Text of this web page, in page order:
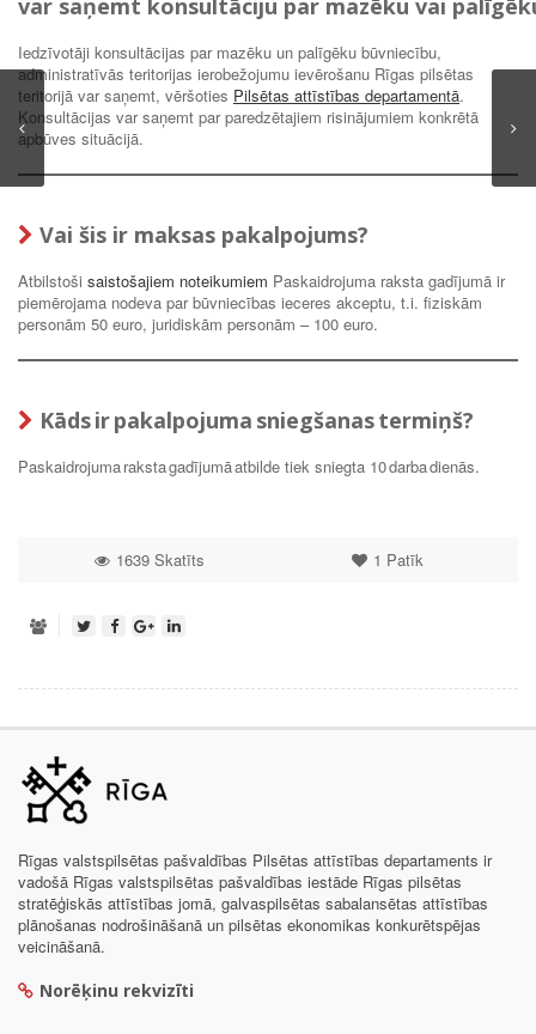
var saņemt konsultāciju par mazēku vai
Iedzīvotāji konsultācijas par mazēku un palīgēku būvniecību,
administratīvās teritorijas ierobežojumu ievērošanu Rīgas pilsētas
teritorijā var saņemt, vēršoties Pilsētas attīstības departamentā.
Konsultācijas var saņemt par paredzētajiem risinājumiem konkrētā
apbūves situācijā.
Vai šis ir maksas pakalpojums?
Atbilstoši saistošajiem noteikumiem Paskaidrojuma raksta gadījumā ir
piemērojama nodeva par būvniecības ieceres akceptu, t.i. fiziskām
personām 50 euro, juridiskām personām – 100 euro.
Kāds ir pakalpojuma sniegšanas termiņš?
Paskaidrojuma raksta gadījumā atbilde tiek sniegta 10 darba dienās.
1 Patīk
1639 Skatīts
Rīgas valstspilsētas pašvaldības Pilsētas attīstības departaments ir
vadošā Rīgas valstspilsētas pašvaldības iestāde Rīgas pilsētas
stratēģiskās attīstības jomā, galvaspilsētas sabalansētas attīstības
plānošanas nodrošināšanā un pilsētas ekonomikas konkurētspējas
veicināšanā.
Norēķinu rekvizīti